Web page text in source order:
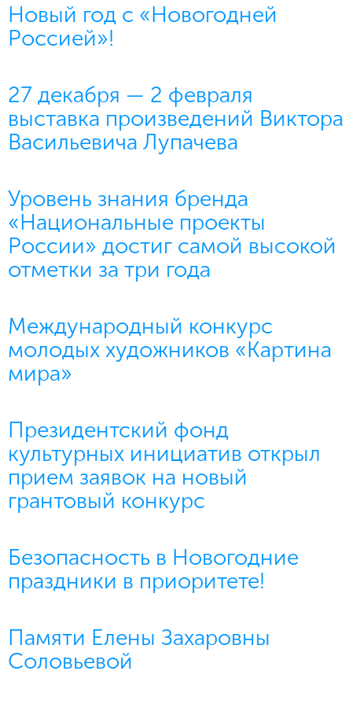
Новый год с «Новогодней
Россией»!
27 декабря — 2 февраля
выставка произведений Виктора
Васильевича Лупачева
Уровень знания бренда
«Национальные проекты
России» достиг самой высокой
отметки за три года
Международный конкурс
молодых художников «Картина
мира»
Президентский фонд
культурных инициатив открыл
прием заявок на новый
грантовый конкурс
Безопасность в Новогодние
праздники в приоритете!
Памяти Елены Захаровны
Соловьевой